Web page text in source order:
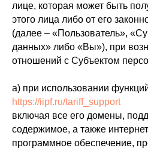
лице, которая может быть
этого лица либо от его
(далее – «Пользователь»,
данных» либо «Вы»), при
отношений с Субъектом
а) при использовании
https://iipf.ru/tariff_support
включая все его домены,
содержимое, а также
программное обеспечение,